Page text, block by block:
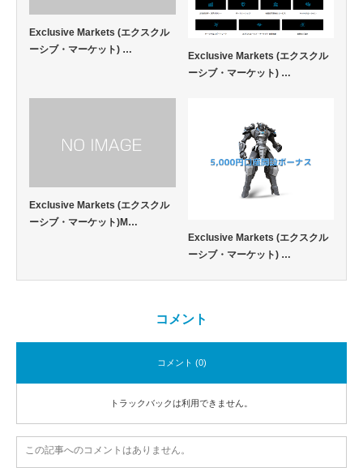
Exclusive Markets (エクスクル
ーシブ・マーケット) …
Exclusive Markets (エクスクル
ーシブ・マーケット) …
Exclusive Markets (エクスクル
ーシブ・マーケット)M…
Exclusive Markets (エクスクル
ーシブ・マーケット) …
コメント
コメント (0)
トラックバックは利用できません。
この記事へのコメントはありません。